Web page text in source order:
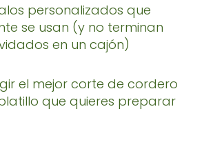
personalizados que
se usan (y no terminan
en un cajón)
el mejor corte de cordero
que quieres preparar